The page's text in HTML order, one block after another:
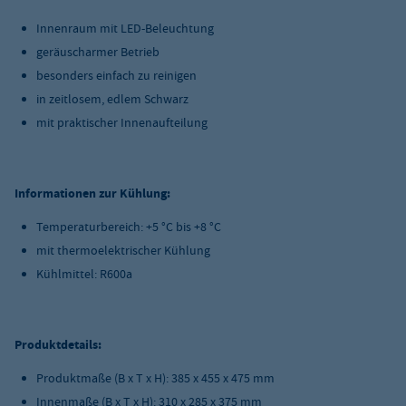
Innenraum mit LED-Beleuchtung
geräuscharmer Betrieb
besonders einfach zu reinigen
in zeitlosem, edlem Schwarz
mit praktischer Innenaufteilung
Informationen zur Kühlung:
Temperaturbereich: +5 °C bis +8 °C
mit thermoelektrischer Kühlung
Kühlmittel: R600a
Produktdetails:
Produktmaße (B x T x H): 385 x 455 x 475 mm
Innenmaße (B x T x H): 310 x 285 x 375 mm